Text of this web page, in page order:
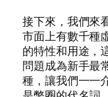
接下來，我們來
市面上有數千種
的特性和用途，
問題成為新手最
種，讓我們一一